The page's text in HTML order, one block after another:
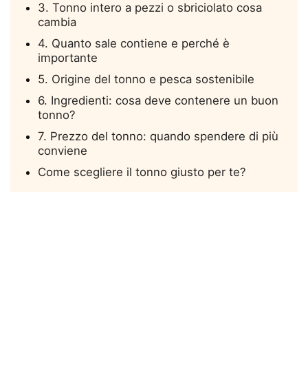
3. Tonno intero a pezzi o sbriciolato cosa
cambia
4. Quanto sale contiene e perché è
importante
5. Origine del tonno e pesca sostenibile
6. Ingredienti: cosa deve contenere un buon
tonno?
7. Prezzo del tonno: quando spendere di più
conviene
Come scegliere il tonno giusto per te?